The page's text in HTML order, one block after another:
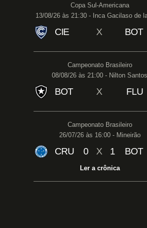
Copa Sul-Americana
13/08/26 às 21:30 - Inca Gacilaso de
CIE X BOT
Campeonato Brasileiro
08/08/26 às 21:00 - Nilton Santos
BOT X FLU
Campeonato Brasileiro
26/07/26 às 16:00 - Mineirão
CRU 0 X 1 BOT
Ler a crônica
no Google Discover
um empate e apenas uma
o Atlético-MG, quando o